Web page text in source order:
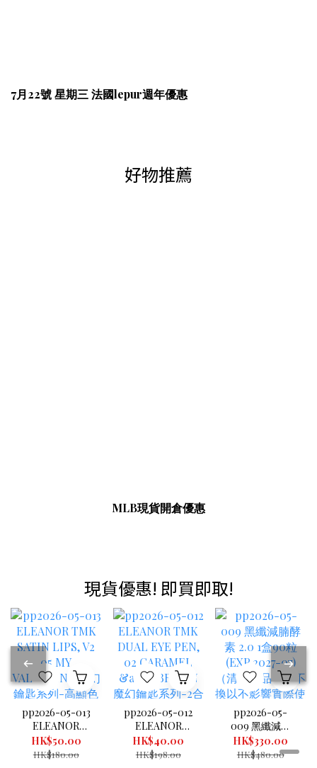
7月22號 星期三 法國lepur週年優惠
好物推薦
MLB現貨開倉優惠
現貨優惠! 即買即取!
pp2026-05-013
ELEANOR
TMK SATIN
LIPS, V2 05 MY
HK$50.00
HK$180.00
pp2026-05-012
ELEANOR
TMK DUAL
EYE PEN, 02
HK$40.00
HK$198.00
pp2026-05-
009 黑纖減腩
酵素 2.0 1盒90
粒 (EXP.2027-
HK$330.00
HK$480.00